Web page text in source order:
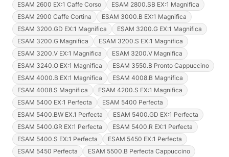
ESAM 2600 EX:1 Caffe Corso
ESAM 2800.SB EX:1 Magnifica
ESAM 2900 Caffe Cortina
ESAM 3000.B EX:1 Magnifica
ESAM 3200.GD EX:1 Magnifica
ESAM 3200.G EX:1 Magnifica
ESAM 3200.G Magnifica
ESAM 3200.S EX:1 Magnifica
ESAM 3200.V EX:1 Magnifica
ESAM 3200.V Magnifica
ESAM 3240.O EX:1 Magnifica
ESAM 3550.B Pronto Cappuccino
ESAM 4000.B EX:1 Magnifica
ESAM 4008.B Magnifica
ESAM 4008.S Magnifica
ESAM 4200.S EX:1 Magnifica
ESAM 5400 EX:1 Perfecta
ESAM 5400 Perfecta
ESAM 5400.BW EX.1 Perfecta
ESAM 5400.GD EX:1 Perfecta
ESAM 5400.GR EX:1 Perfecta
ESAM 5400.R EX:1 Perfecta
ESAM 5400.S EX:1 Perfecta
ESAM 5450 EX:1 Perfecta
ESAM 5450 Perfecta
ESAM 5500.B Perfecta Cappuccino